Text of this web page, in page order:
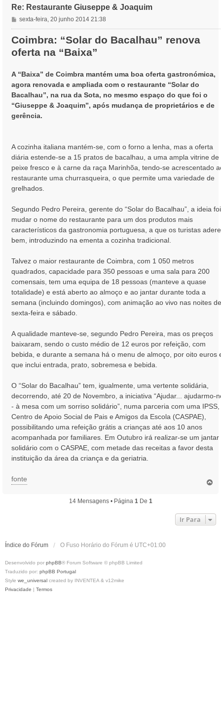
Re: Restaurante Giuseppe & Joaquim
M
e
n
s
a
e
sexta-feira, 20 junho 2014 21:38
Coimbra: “Solar do Bacalhau” renova
oferta na “Baixa”
A “Baixa” de Coimbra mantém uma boa oferta gastronómica,
agora renovada e ampliada com o restaurante “Solar do
Bacalhau”, na rua da Sota, no mesmo espaço do que foi o
“Giuseppe & Joaquim”, após mudança de proprietários e de
gerência.
A cozinha italiana mantém-se, com o forno a lenha, mas a oferta
diária estende-se a 15 pratos de bacalhau, a uma ampla vitrine de
peixe fresco e à carne da raça Marinhõa, tendo-se acrescentado
restaurante uma churrasqueira, o que permite uma variedade de
grelhados.
Segundo Pedro Pereira, gerente do “Solar do Bacalhau”, a ideia foi
mudar o nome do restaurante para um dos produtos mais
característicos da gastronomia portuguesa, a que os turistas
bem, introduzindo na ementa a cozinha tradicional.
Talvez o maior restaurante de Coimbra, com 1 050 metros
quadrados, capacidade para 350 pessoas e uma sala para 200
comensais, tem uma equipa de 18 pessoas (manteve a quase
totalidade) e está aberto ao almoço e ao jantar durante toda a
semana (incluindo domingos), com animação ao vivo nas noites de
sexta-feira e sábado.
A qualidade manteve-se, segundo Pedro Pereira, mas os preços
baixaram, sendo o custo médio de 12 euros por refeição, com
bebida, e durante a semana há o menu de almoço, por oito euros
que inclui entrada, prato, sobremesa e bebida.
O “Solar do Bacalhau” tem, igualmente, uma vertente solidária,
decorrendo, até 20 de Novembro, a iniciativa “Ajudar... ajudarmo-
- à mesa com um sorriso solidário”, numa parceria com uma IPSS,
Centro de Apoio Social de Pais e Amigos da Escola (CASPAE),
possibilitando uma refeição grátis a crianças até aos 10 anos
acompanhada por familiares. Em Outubro irá realizar-se um jantar
solidário com o CASPAE, com metade das receitas a favor desta
instituição da área da criança e da geriatria.
fonte
14 Mensagens • Página 1De 1
Ir Para
Índice do Fórum O Fuso Horário do Fórum é UTC+01:00
Desenvolvido por phpBB® Forum Software © phpBB Limited
Traduzido por: phpBB Portugal
Style we_universal created by INVENTEA & v12mike
Privacidade | Termos